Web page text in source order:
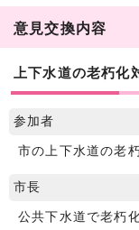
意見交換内容
上下水道の老朽化
参加者
市の上下水道の老
市長
公共下水道で老朽